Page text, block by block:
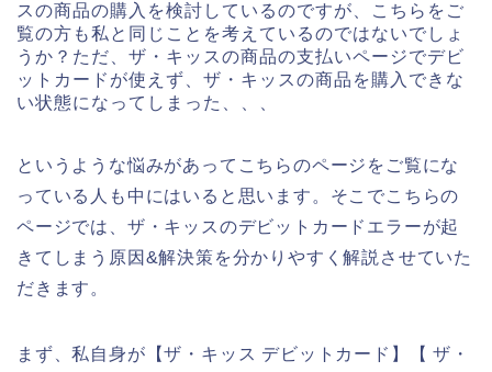
スの商品の購入を検討しているのですが、こちらをご
覧の方も私と同じことを考えているのではないでしょ
うか？ただ、ザ・キッスの商品の支払いページでデビ
ットカードが使えず、ザ・キッスの商品を購入できな
い状態になってしまった、、、
というような悩みがあってこちらのページをご覧にな
っている人も中にはいると思います。そこでこちらの
ページでは、ザ・キッスのデビットカードエラーが起
きてしまう原因&解決策を分かりやすく解説させていた
だきます。
まず、私自身が【ザ・キッス デビットカード】【 ザ・